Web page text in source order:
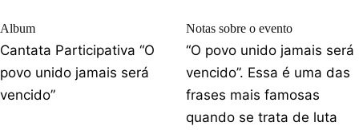
Album
Cantata Participativa “O
povo unido jamais será
vencido”
Notas sobre o evento
“O povo unido jamais será
vencido”. Essa é uma das
frases mais famosas
quando se trata de luta